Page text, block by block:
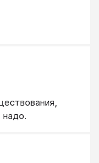
надо.